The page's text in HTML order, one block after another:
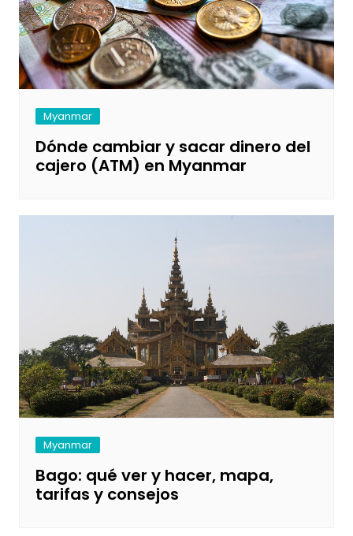
Myanmar
Dónde cambiar y sacar dinero del
cajero (ATM) en Myanmar
Myanmar
Bago: qué ver y hacer, mapa,
tarifas y consejos